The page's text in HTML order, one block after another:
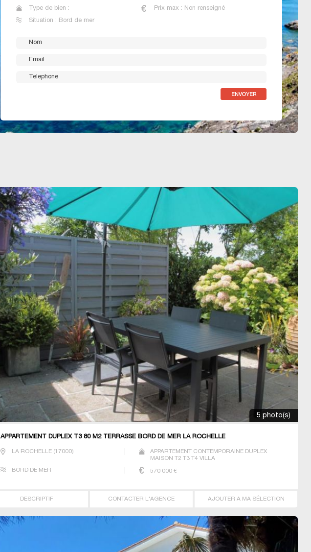
Type de bien : Prix max : Non renseigné
Situation : Bord de mer
5 photo(s)
APPARTEMENT DUPLEX T3 80 M2 TERRASSE BORD DE MER LA ROCHELLE
LA ROCHELLE (17000)
APPARTEMENT CONTEMPORAINE DUPLEX
MAISON T2 T3 T4 VILLA
BORD DE MER 570 000 €
DESCRIPTIF CONTACTER L'AGENCE AJOUTER A MA SÉLECTION